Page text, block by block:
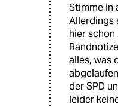
Stimme in
Allerdings
hier schon
alles, was
der SPD
leider